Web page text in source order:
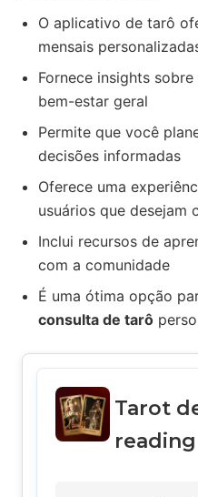
O aplicativo de tarô
mensais
Fornece insights
bem-estar geral
Permite que você
decisões informadas
Oferece uma
usuários que desejam
Inclui recursos de
com a comunidade
É uma ótima opção
consulta de tarô
Tarot
reading